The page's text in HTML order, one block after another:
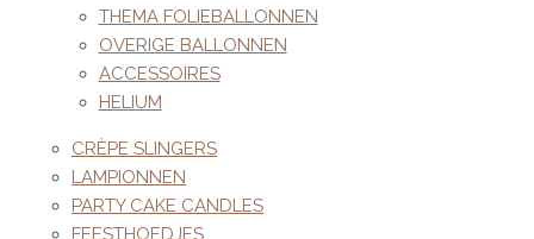
THEMA FOLIEBALLONNEN
OVERIGE BALLONNEN
ACCESSOIRES
HELIUM
CRÈPE SLINGERS
LAMPIONNEN
PARTY CAKE CANDLES
FEESTHOEDJES